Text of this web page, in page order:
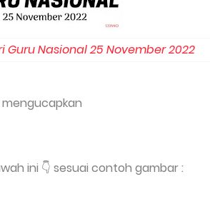
Nasional 25 November 2022
ini 👇 sesuai contoh gambar :